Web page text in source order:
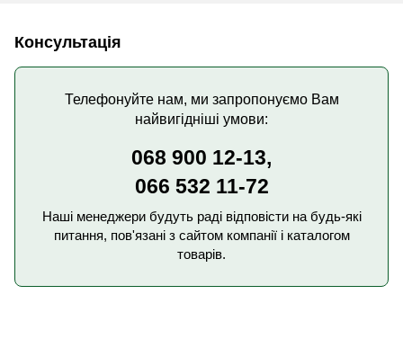
Консультація
Телефонуйте нам, ми запропонуємо Вам
найвигідніші умови:
068 900 12-13,
066 532 11-72
Наші менеджери будуть раді відповісти на будь-які
питання, пов'язані з сайтом компанії і каталогом
товарів.